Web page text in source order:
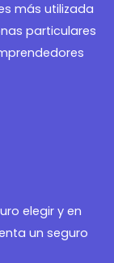
más utilizada
particulares
elegir y en
un seguro